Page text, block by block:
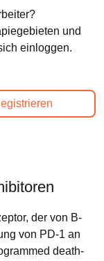
und
einloggen.
der von B-
von PD-1 an
death-